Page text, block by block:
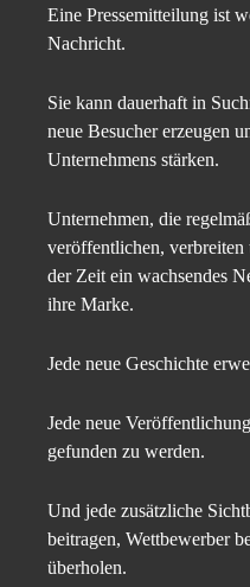
Eine Pressemitteilung ist
Nachricht.
Sie kann dauerhaft in
neue Besucher erzeugen
Unternehmens stärken.
Unternehmen, die
veröffentlichen, verbreiten
der Zeit ein wachsendes
ihre Marke.
Jede neue Geschichte
Jede neue
gefunden zu werden.
Und jede zusätzliche
beitragen, Wettbewerber
überholen.